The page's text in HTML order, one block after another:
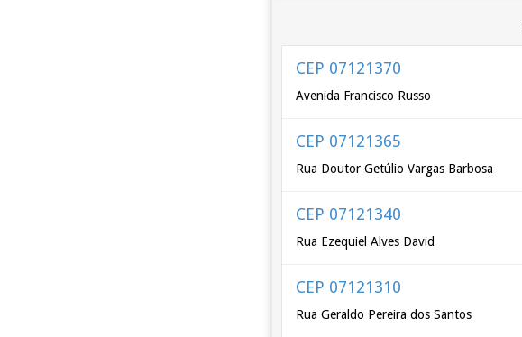
CEP 07121370
Avenida Francisco Russo
CEP 07121365
Rua Doutor Getúlio Vargas Barbosa
CEP 07121340
Rua Ezequiel Alves David
CEP 07121310
Rua Geraldo Pereira dos Santos